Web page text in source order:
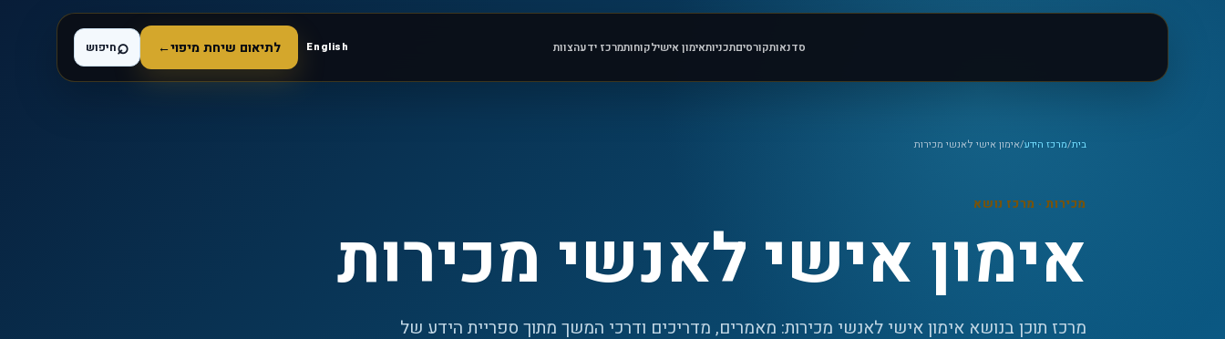
סדנאותקורסיםתכניותאימון אישילקוחותמרכז ידעהצוות English לתיאום שיחת מיפוי←
⌕חיפוש
בית/מרכז הידע/אימון אישי לאנשי מכירות
מכירות· מרכז נושא
אימון אישי לאנשי מכירות
מרכז תוכן בנושא אימון אישי לאנשי מכירות: מאמרים, מדריכים ודרכי המשך מתוך ספריית הידע של